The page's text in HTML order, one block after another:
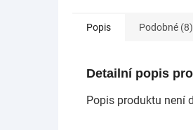
Popis Podobné (8)
Detailní popis
Popis produktu není